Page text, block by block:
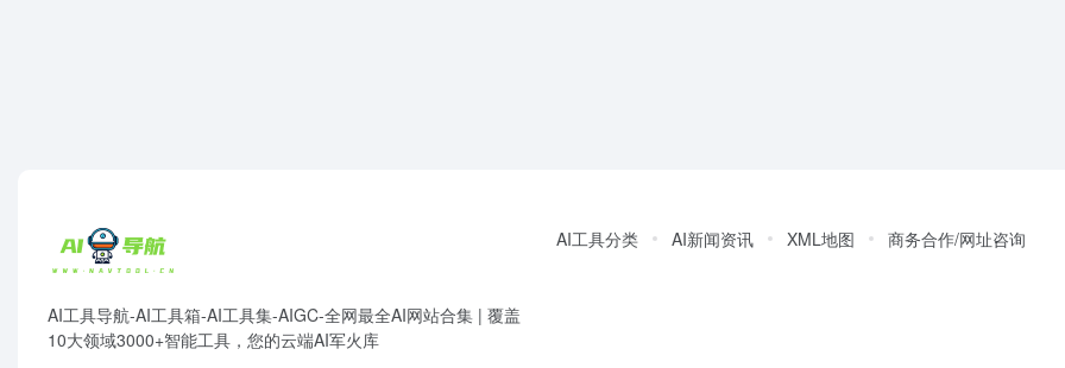
AI工具导航-AI工具箱-AI工具集-AIGC-全网最全AI网站合集 | 覆盖
10大领域3000+智能工具，您的云端AI军火库
AI工具分类 AI新闻资讯 XML地图 商务合作/网址咨询